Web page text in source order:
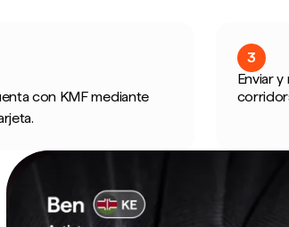
con KMF mediante
3
Enviar